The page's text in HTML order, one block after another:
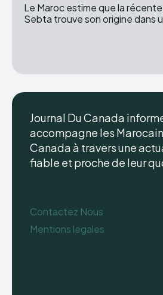
Le Maroc estime que la
Sebta trouve son origine dans
Journal Du Canada
accompagne les
Canada à travers une
fiable et proche de leur
Contactez Nous
Mentions legales